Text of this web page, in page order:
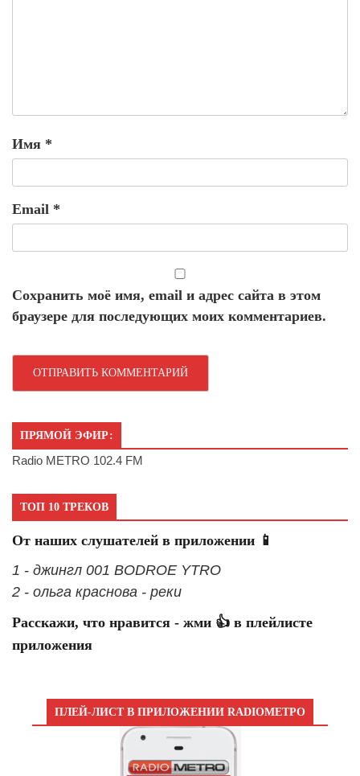
Имя *
Email *
Сохранить моё имя, email и адрес сайта в этом
браузере для последующих моих комментариев.
ПРЯМОЙ ЭФИР:
Radio METRO 102.4 FM
ТОП 10 ТРЕКОВ
От наших слушателей в приложении 📱
1 - джингл 001 BODROE YTRO
2 - ольга краснова - реки
Расскажи, что нравится - жми 👍 в плейлисте
приложения
ПЛЕЙ-ЛИСТ В ПРИЛОЖЕНИИ RADIOМЕТРО